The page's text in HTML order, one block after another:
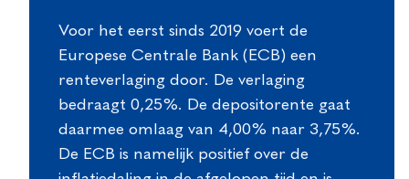
Voor het eerst sinds 2019 voert de
Europese Centrale Bank (ECB) een
renteverlaging door. De verlaging
bedraagt 0,25%. De depositorente gaat
daarmee omlaag van 4,00% naar 3,75%.
De ECB is namelijk positief over de